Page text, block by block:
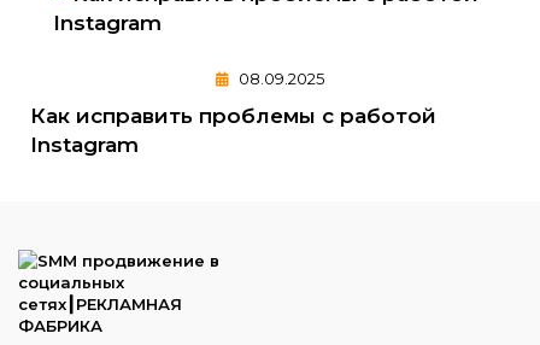
08.09.2025
Как исправить проблемы с работой
Instagram